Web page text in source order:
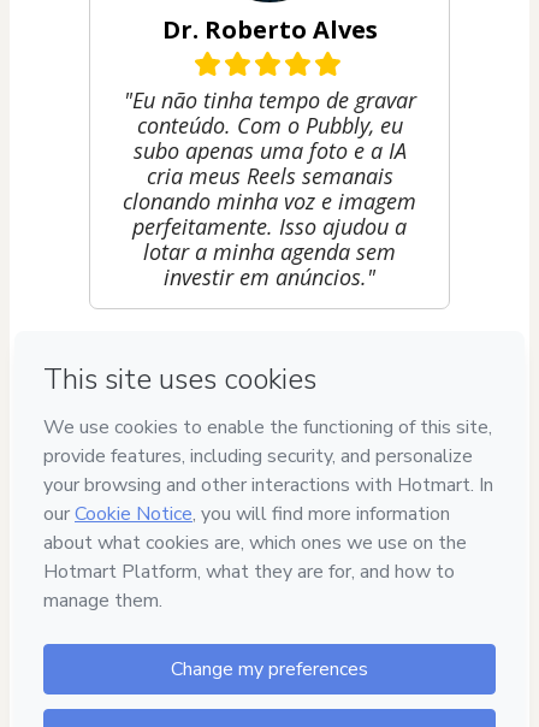
Dr. Roberto Alves
"Eu não tinha tempo de gravar
conteúdo. Com o Pubbly, eu
subo apenas uma foto e a IA
cria meus Reels semanais
clonando minha voz e imagem
perfeitamente. Isso ajudou a
lotar a minha agenda sem
investir em anúncios."
Mariana Costa
"Os carrosséis que o agente de
exatamente a paleta de cores
da minha imobiliária e os
textos convertem muito mais